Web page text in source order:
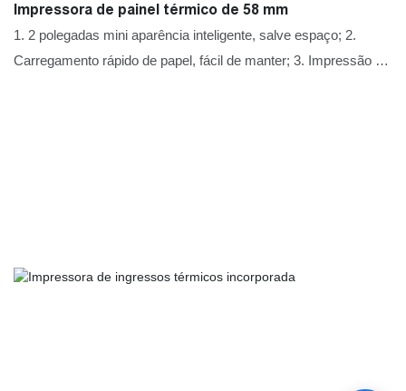
Impressora de painel térmico de 58 mm
1. 2 polegadas mini aparência inteligente, salve espaço; 2.
Carregamento rápido de papel, fácil de manter; 3. Impressão de